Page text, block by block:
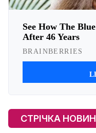
СТРІЧКА НОВИН